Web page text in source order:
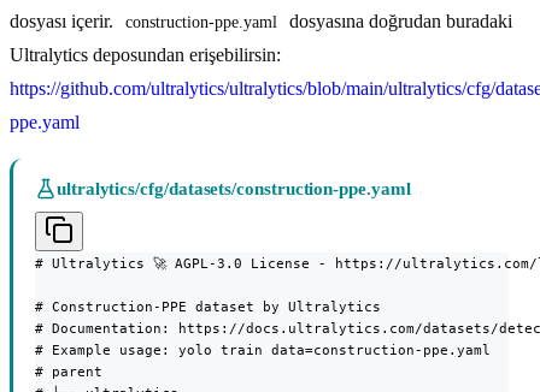
dosyası içerir.
construction-ppe.yaml
dosyasına doğrudan buradaki
Ultralytics deposundan erişebilirsin:
https://github.com/ultralytics/ultralytics/blob/main/ultralytics/cfg/
ppe.yaml
ultralytics/cfg/datasets/construction-ppe.yaml
# Ultralytics 🚀 AGPL-3.0 License - https://ultralytics.com/
# Construction-PPE dataset by Ultralytics
# Documentation: https://docs.ultralytics.com/datasets/
# Example usage: yolo train data=construction-ppe.yaml
# parent